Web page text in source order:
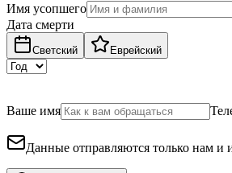
Имя усопшего
Дата смерти
Светский Еврейский
Ваше имя
Данные отправляются только нам и